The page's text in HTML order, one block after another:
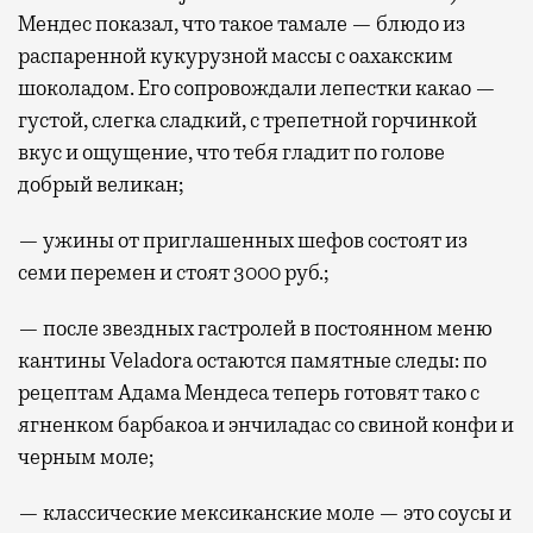
Мендес показал, что такое тамале — блюдо из
распаренной кукурузной массы с оахакским
шоколадом. Его сопровождали лепестки какао —
густой, слегка сладкий, с трепетной горчинкой
вкус и ощущение, что тебя гладит по голове
добрый великан;
— ужины от приглашенных шефов состоят из
семи перемен и стоят 3000 руб.;
— после звездных гастролей в постоянном меню
кантины Veladora остаются памятные следы: по
рецептам Адама Мендеса теперь готовят тако с
ягненком барбакоа и энчиладас со свиной конфи и
черным моле;
— классические мексиканские моле — это соусы и